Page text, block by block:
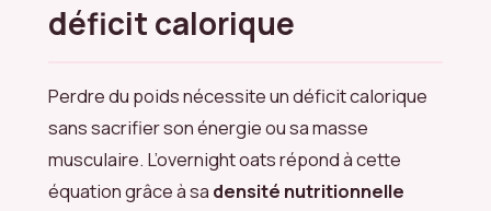
déficit calorique
Perdre du poids nécessite un déficit calorique
sans sacrifier son énergie ou sa masse
musculaire. L’overnight oats répond à cette
équation grâce à sa densité nutritionnelle